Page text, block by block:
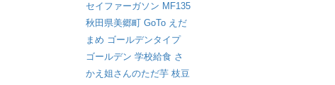
セイファーガソン MF135
秋田県美郷町 GoTo えだ
まめ ゴールデンタイプ
ゴールデン 学校給食 さ
かえ姐さんのただ芋 枝豆